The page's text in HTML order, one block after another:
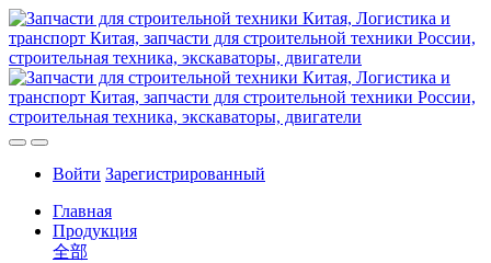
Войти Зарегистрированный
Главная
Продукция
全部